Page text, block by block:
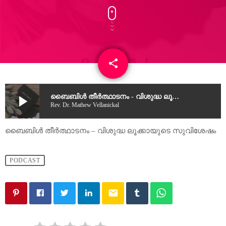
share
email
play_arrow ബൈബിൾ തീർത്ഥാടനം - വിശുദ്ധ ലൂക്കായുടെ സുവിശേഷം
Rev. Dr. Mathew Vellanickal
ബൈബിൾ തീർത്ഥാടനം – വിശുദ്ധ ലൂക്കായുടെ സുവിശേഷം
PODCAST
email